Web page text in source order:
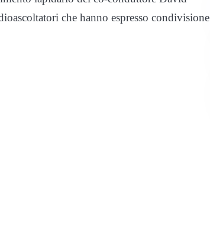
che hanno espresso condivisione